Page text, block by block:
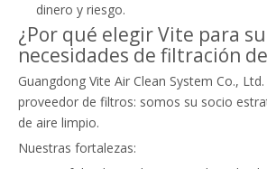
dinero y riesgo.
¿Por qué elegir Vite para
necesidades de filtración
Guangdong Vite Air Clean System Co.,
proveedor de filtros: somos su socio
de aire limpio.
Nuestras fortalezas: